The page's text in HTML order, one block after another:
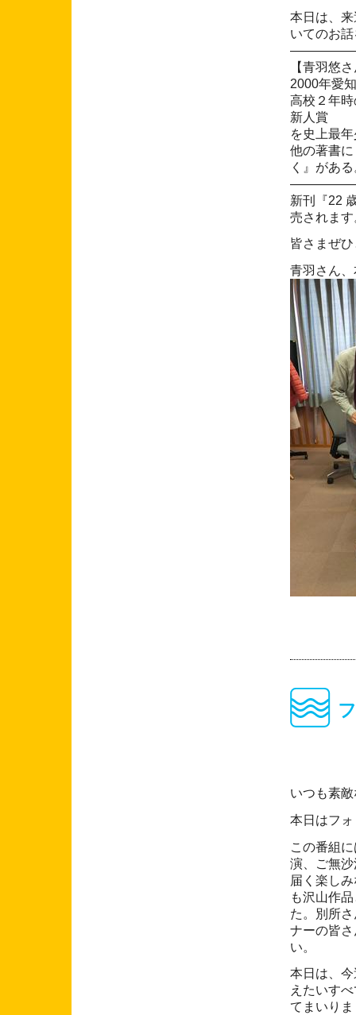
本日は、
いてのお
【青羽悠
2000年愛
高校２年
新人賞
を史上最
他の著書
く』があ
新刊『22
売されます
皆さまぜ
青羽さん
いつも素
この番組には3度目の
演、ご無
届く楽し
も沢山作
た。別所
ナーの皆
い。
本日は、
えたいす
てまいり